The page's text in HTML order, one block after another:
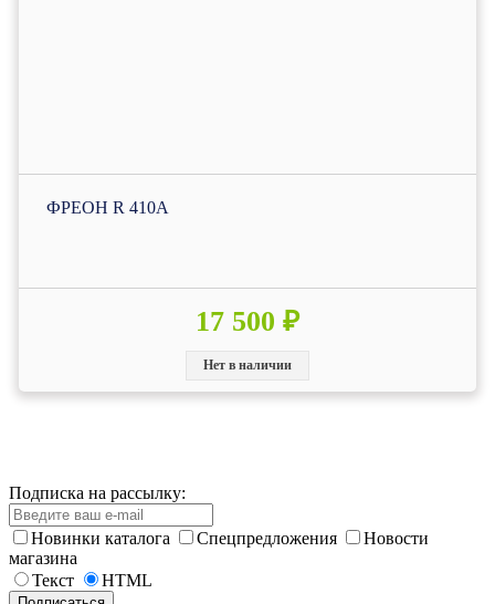
ФРЕОН R 410А
17 500 ₽
Нет в наличии
Подписка на рассылку:
Новинки каталога Спецпредложения
Новости
магазина
Текст
HTML